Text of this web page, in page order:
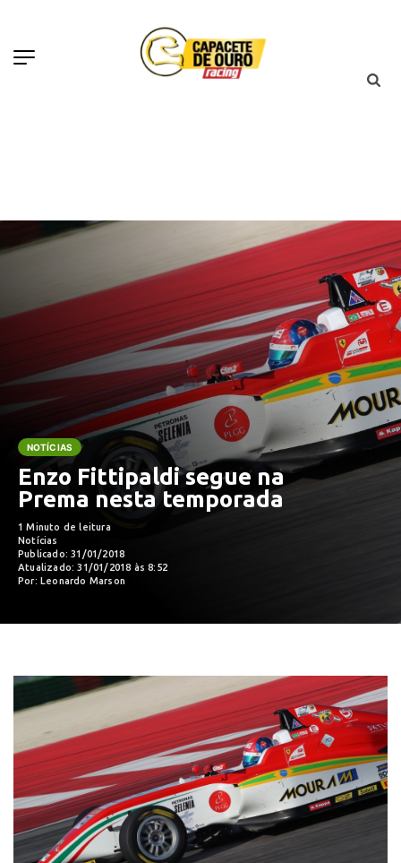
NOTÍCIAS
Enzo Fittipaldi segue na
Prema nesta temporada
1 Minuto de leitura
Notícias
Publicado: 31/01/2018
Atualizado: 31/01/2018 às 8:52
Por: Leonardo Marson